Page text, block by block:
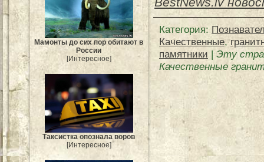
Мамонты до сих пор обитают в
России
[Интересное]
Таксистка опознала воров
[Интересное]
Категория:
Качественные,
памятники | Эту
Качественные